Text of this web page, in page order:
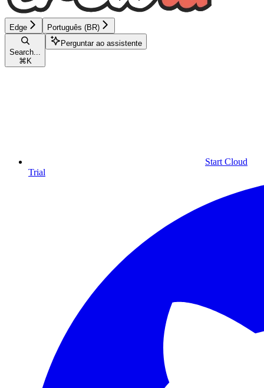
Edge Português (BR)
Search...
⌘ K
Perguntar ao assistente
Start Cloud
Trial